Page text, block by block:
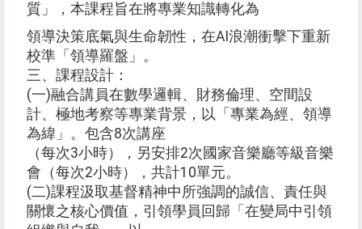
質」，本課程旨在將專業知識轉化為
領導決策底氣與生命韌性，在AI浪潮衝擊下重新
校準「領導羅盤」。
三、課程設計：
(一)融合講員在數學邏輯、財務倫理、空間設
計、極地考察等專業背景，以「專業為經、領導
為緯」。包含8次講座
（每次3小時），另安排2次國家音樂廳等級音樂
會（每次2小時），共計10單元。
(二)課程汲取基督精神中所強調的誠信、責任與
關懷之核心價值，引領學員回歸「在變局中引領